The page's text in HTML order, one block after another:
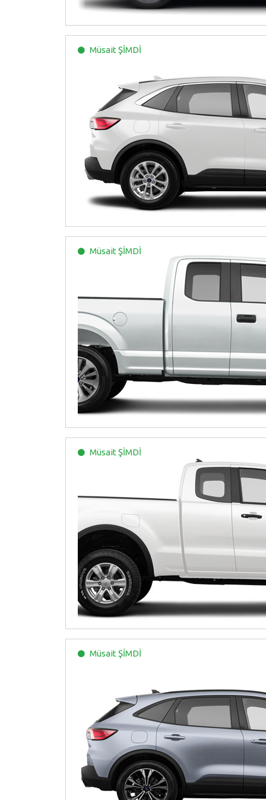
Müsait ŞİMDİ
Müsait ŞİMDİ
Müsait ŞİMDİ
Müsait ŞİMDİ